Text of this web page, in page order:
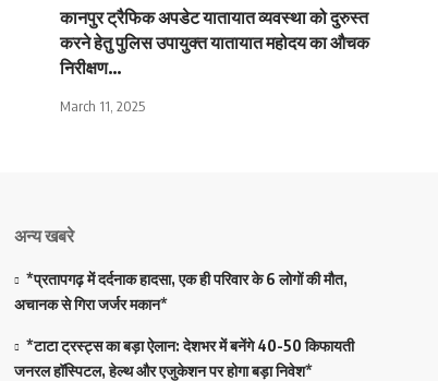
कानपुर ट्रैफिक अपडेट यातायात व्यवस्था को दुरुस्त
करने हेतु पुलिस उपायुक्त यातायात महोदय का औचक
निरीक्षण…
March 11, 2025
अन्य खबरे
*प्रतापगढ़ में दर्दनाक हादसा, एक ही परिवार के 6 लोगों की मौत,
अचानक से गिरा जर्जर मकान*
*टाटा ट्रस्ट्स का बड़ा ऐलान: देशभर में बनेंगे 40-50 किफायती
जनरल हॉस्पिटल, हेल्थ और एजुकेशन पर होगा बड़ा निवेश*